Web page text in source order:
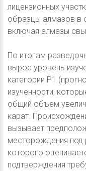
лицензионных
образцы алмазов в
включая алмазы
По итогам
вырос уровень
категории Р1
изученности,
общий объем
карат.
вызывает
месторождения под
которого
подтверждения